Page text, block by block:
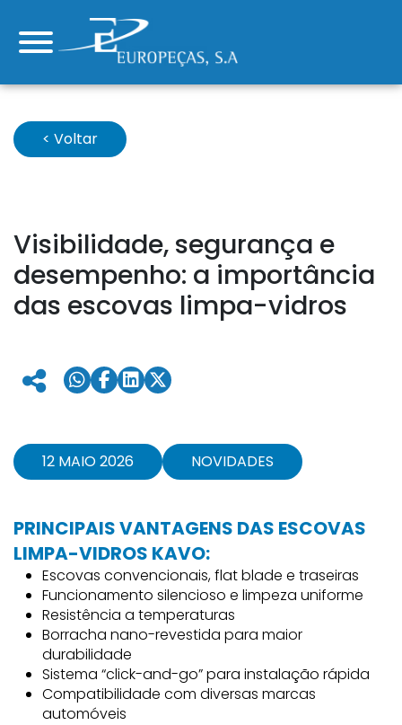
< Voltar
Visibilidade, segurança e
desempenho: a importância
das escovas limpa-vidros
12 MAIO 2026 NOVIDADES
PRINCIPAIS VANTAGENS DAS ESCOVAS
LIMPA-VIDROS KAVO:
Escovas convencionais, flat blade e traseiras
Funcionamento silencioso e limpeza uniforme
Resistência a temperaturas
Borracha nano-revestida para maior
durabilidade
Sistema “click-and-go” para instalação rápida
Compatibilidade com diversas marcas
automóveis